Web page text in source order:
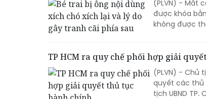
(PLVN) - Mắt
được khóa
không được
TP HCM ra quy chế phối hợp giải
(PLVN) - Chủ
quyết các thủ
tịch UBND